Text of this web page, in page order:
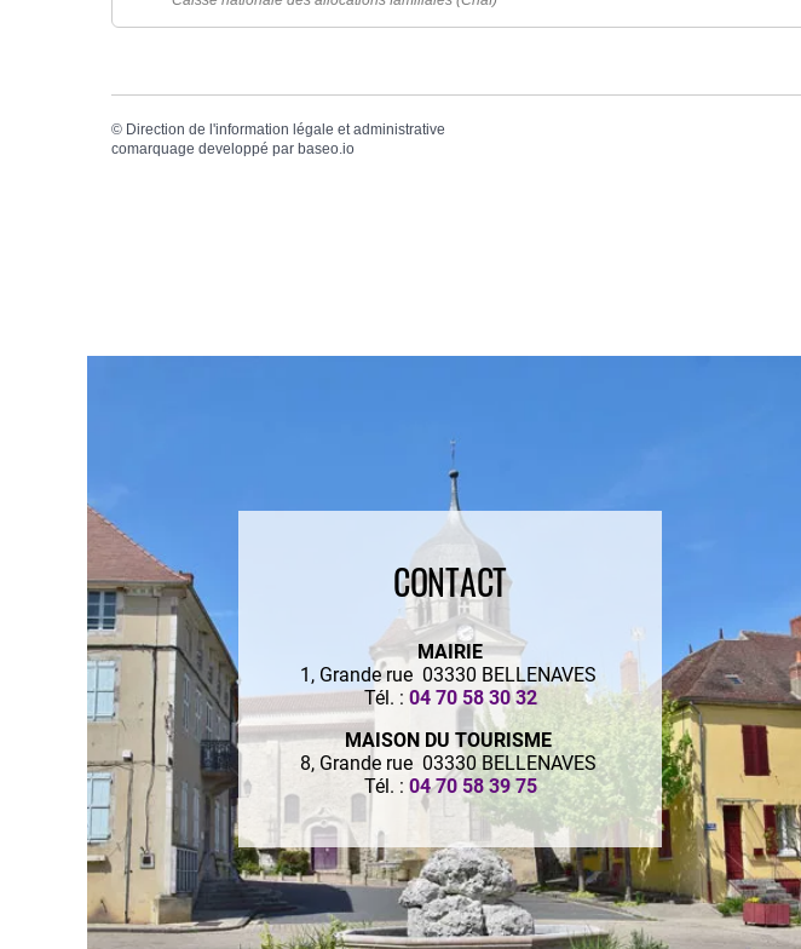
© Direction de l'information légale et administrative
comarquage developpé par baseo.io
CONTACT
MAIRIE
1, Grande rue 03330 BELLENAVES
Tél. : 04 70 58 30 32
MAISON DU TOURISME
8, Grande rue 03330 BELLENAVES
Tél. : 04 70 58 39 75